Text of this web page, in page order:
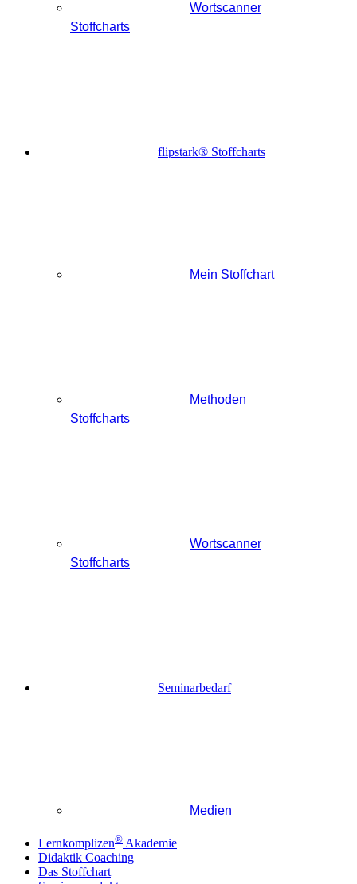
Wortscanner
Stoffcharts
flipstark® Stoffcharts
Mein Stoffchart
Methoden
Stoffcharts
Wortscanner
Stoffcharts
Seminarbedarf
Medien
Lernkomplizen® Akademie
Didaktik Coaching
Das Stoffchart